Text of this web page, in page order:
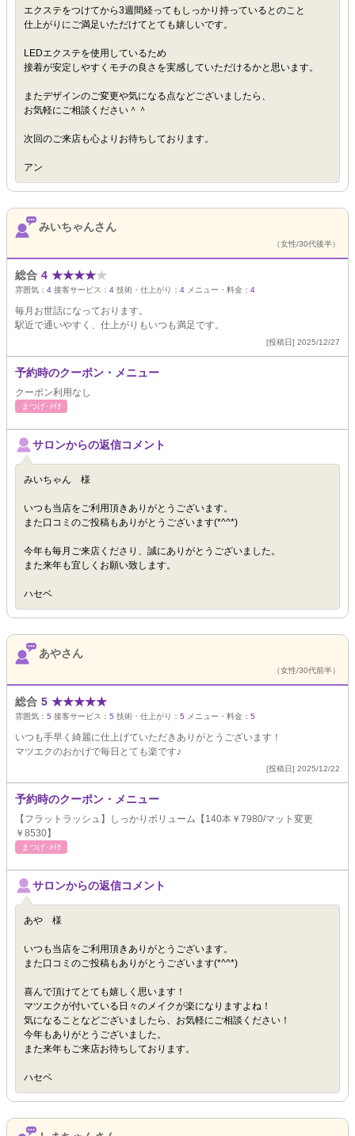
エクステをつけてから3週間経ってもしっかり持っているとのこと
仕上がりにご満足いただけてとても嬉しいです。
LEDエクステを使用しているため
接着が安定しやすくモチの良さを実感していただけるかと思います。
またデザインのご変更や気になる点などございましたら、
お気軽にご相談ください＾＾
次回のご来店も心よりお待ちしております。
アン
みいちゃんさん
（女性/30代後半）
総合 4 ★★★★★
雰囲気： 4 接客サービス： 4 技術・仕上がり： 4 メニュー・料金： 4
毎月お世話になっております。
駅近で通いやすく、仕上がりもいつも満足です。
[投稿日] 2025/12/27
予約時のクーポン・メニュー
クーポン利用なし
まつげ･ﾒｲｸ
サロンからの返信コメント
みいちゃん 様
いつも当店をご利用頂きありがとうございます。
また口コミのご投稿もありがとうございます(*^^*)
今年も毎月ご来店くださり、誠にありがとうございました。
また来年も宜しくお願い致します。
ハセベ
あやさん
（女性/30代前半）
総合 5 ★★★★★
雰囲気： 5 接客サービス： 5 技術・仕上がり： 5 メニュー・料金： 5
いつも手早く綺麗に仕上げていただきありがとうございます！
マツエクのおかげで毎日とても楽です♪
[投稿日] 2025/12/22
予約時のクーポン・メニュー
【フラットラッシュ】しっかりボリューム【140本￥7980/マット変更
￥8530】
まつげ･ﾒｲｸ
サロンからの返信コメント
あや 様
いつも当店をご利用頂きありがとうございます。
また口コミのご投稿もありがとうございます(*^^*)
喜んで頂けてとても嬉しく思います！
マツエクが付いている日々のメイクが楽になりますよね！
気になることなどございましたら、お気軽にご相談ください！
今年もありがとうございました。
また来年もご来店お待ちしております。
ハセベ